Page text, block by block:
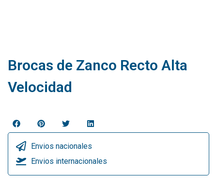
Brocas de Zanco Recto Alta
Velocidad
Envios nacionales
Envios internacionales